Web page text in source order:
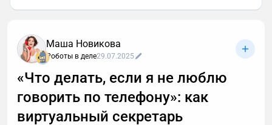
Маша Новикова
Роботы в деле29.07.2025
«Что делать, если я не люблю
говорить по телефону»: как
виртуальный секретарь